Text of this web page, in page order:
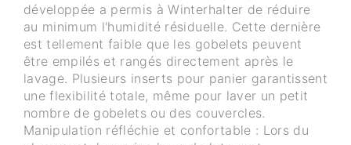
développée a permis à Winterhalter de réduire
au minimum l'humidité résiduelle. Cette dernière
est tellement faible que les gobelets peuvent
être empilés et rangés directement après le
lavage. Plusieurs inserts pour panier garantissent
une flexibilité totale, même pour laver un petit
nombre de gobelets ou des couvercles.
Manipulation réfléchie et confortable : Lors du